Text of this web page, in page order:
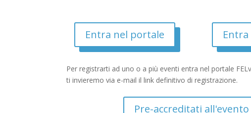
Entra nel portale
Per registrarti ad uno o a più eventi entra nel portale
ti invieremo via e-mail il link definitivo di registrazione.
Pre-accreditati